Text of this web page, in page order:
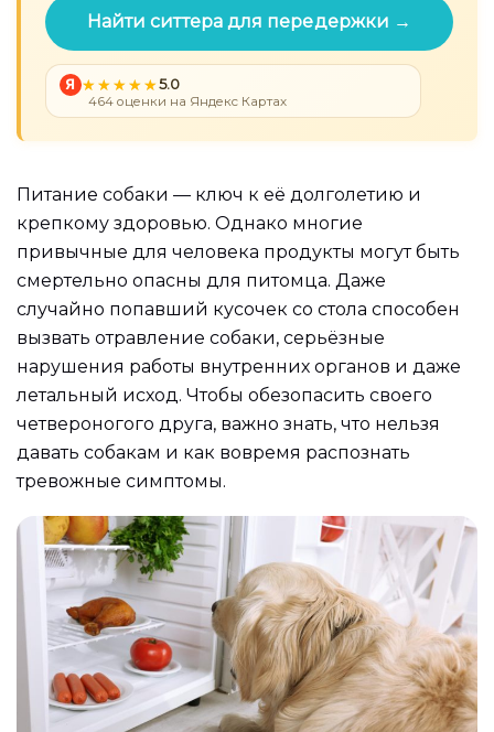
Найти ситтера для передержки →
Я 5.0
464 оценки на Яндекс Картах
Питание собаки — ключ к её долголетию и
крепкому здоровью. Однако многие
привычные для человека продукты могут быть
смертельно опасны для питомца. Даже
случайно попавший кусочек со стола способен
вызвать отравление собаки, серьёзные
нарушения работы внутренних органов и даже
летальный исход. Чтобы обезопасить своего
четвероногого друга, важно знать, что нельзя
давать собакам и как вовремя распознать
тревожные симптомы.